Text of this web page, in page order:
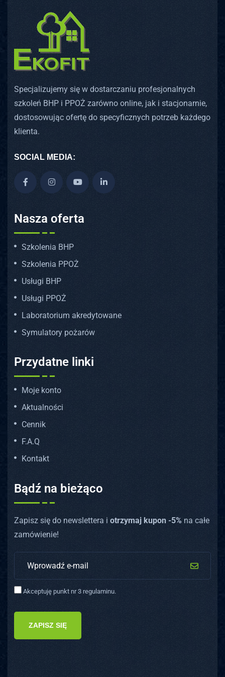
Specjalizujemy się w dostarczaniu profesjonalnych
szkoleń BHP i PPOŻ zarówno online, jak i stacjonarnie,
dostosowując ofertę do specyficznych potrzeb każdego
klienta.
SOCIAL MEDIA:
Nasza oferta
Szkolenia BHP
Szkolenia PPOŻ
Usługi BHP
Usługi PPOŻ
Laboratorium akredytowane
Symulatory pożarów
Przydatne linki
Moje konto
Aktualności
Cennik
F.A.Q
Kontakt
Bądź na bieżąco
Zapisz się do newslettera i otrzymaj kupon -5% na całe
zamówienie!
Akceptuję punkt nr 3 regulaminu.
ZAPISZ SIĘ